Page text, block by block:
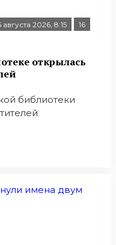
августа 2026, 8:15 16
открылась
библиотеки